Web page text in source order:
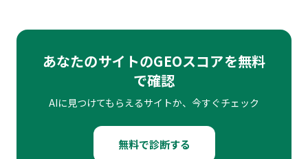
あなたのサイトのGEOスコアを無料
で確認
AIに見つけてもらえるサイトか、今すぐチェック
無料で診断する